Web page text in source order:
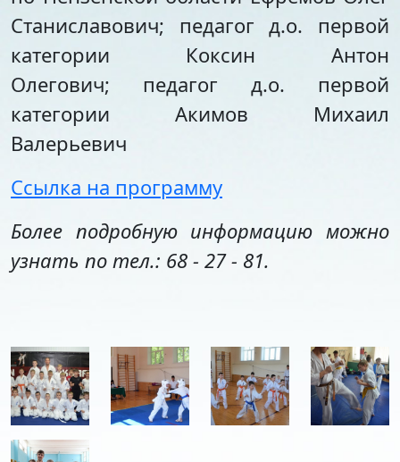
Станиславович; педагог д.о. первой
категории Коксин Антон
Олегович; педагог д.о. первой
категории Акимов Михаил
Валерьевич
Ссылка на программу
Более подробную информацию можно
узнать по тел.: 68 - 27 - 81.